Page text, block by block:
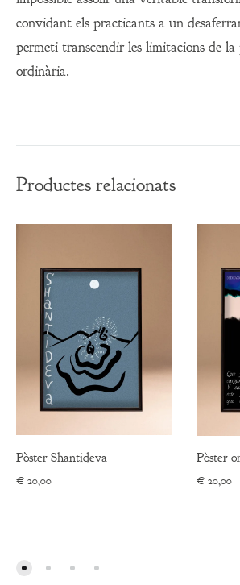
convidant els practicants a un
permeti transcendir les limitacions de la
ordinària.
Productes relacionats
Pòster Shantideva
€ 20,00
Pòster
€ 20,00